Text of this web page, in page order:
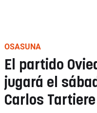
OSASUNA
El partido
jugará el
Carlos Tartiere